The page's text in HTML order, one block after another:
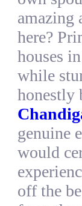
amazing
here?
houses
while
honestly
genuine
would
off the